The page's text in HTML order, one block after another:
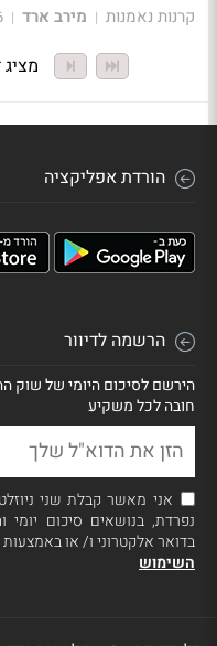
קרנות נאמנות | מירב ארד |
מציג דף 1
הורדת אפליקציה
הרשמה לדיוור
הירשם לסיכום היומי של שוק
חובה לכל משקיע
אני מאשר קבלת שני
נפרדת, בנושאים סיכום יומי
בדואר אלקטרוני ו/ או
השימוש